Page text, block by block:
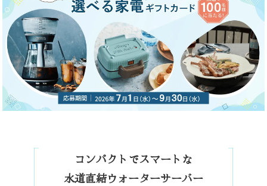
コンパクトでスマートな
水道直結ウォーターサーバー